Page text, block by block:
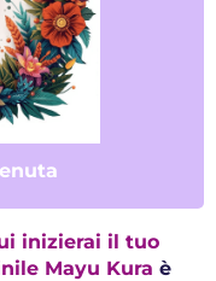
inizierai il tuo
Mayu Kura è